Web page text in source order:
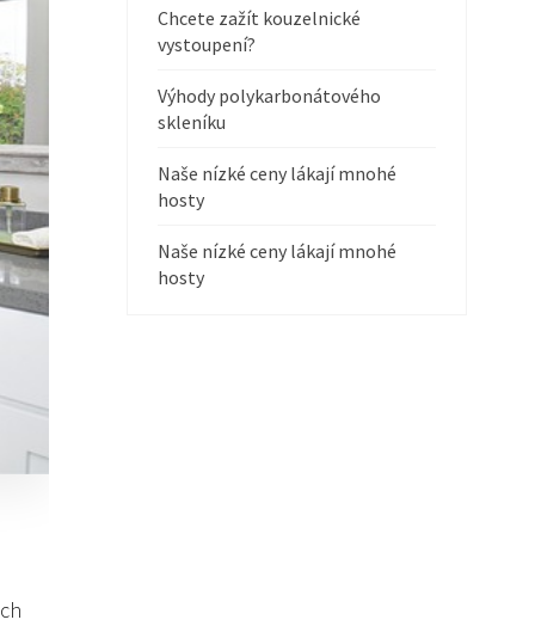
Chcete zažít kouzelnické
vystoupení?
Výhody polykarbonátového
skleníku
Naše nízké ceny lákají mnohé
hosty
Naše nízké ceny lákají mnohé
hosty